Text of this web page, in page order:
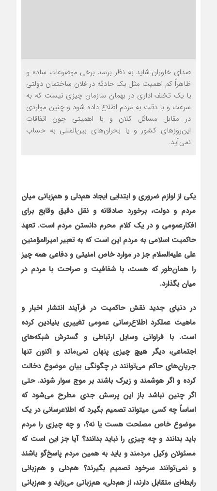
صدای خاوران-شايد به نظر برسد برخی موضوعات ساده و
ظاهراً کم اهميت مثل يک حادثه در فلان ساختمان دولتی
يا يک تخلف اداری در بهمان سازمان چيزی نيست که به
سرعت و با دقت به مردم اطلاع داده شود و چنين مواردی
در مقابل مسائل کلان و با اهميتی چون اتفاقات
این‌روزهای کشور و یا بحران‌های بین‌المللی به حساب
نمی‌آيد.
يکي از لوازم ضروری و ابتدايی ايجاد همدلی و همزبانی ميان
مردم و دولت، برخورد صادقانه و نقل دقيق وقايع برای
افکارعمومی و در يک کلام محرم دانستن مردم است. تعهد
حاکميت اسلامی به مردم اين است که به تعبير اميرالمؤمنين
علی عليهالسلام جز در موارد خاص امنيتی و دفاعی همه چيز
را همانطور که هست، با شفافيت و صراحت با مردم در
ميان بگذارد.
در دنيای جديد نقش حاکميت در فرآيند انتشار اخبار و
ماهيت عملکرد اطلاعرسانی عمومی تغييری بنيادين کرده
است. با فراوانی وسايل ارتباطی و گسترش شبکههای
اجتماعی، ديگر هيچ چيزی پنهان نمیماند و اکنون تنها
جريانهای حاکم میتوانند در چگونگی بيان موضوع دخالت
کرده و اگر هوشمند و زيرک باشند بر موج سوار شوند. حتی
اگر چنين نباشد باز اين پرسش جدی مطرح میشود که
اساساً چه کسی میتواند تصميم بگيرد که اطلاعرسانی در يک
موضوع خاص مصلحت هست يا نه؟، و چه چيزی را مردم
بايد بدانند و چه چيزی را نبايد بدانند؟ آيا جز اين است که
مسئولان وکيل مردمند و بايد به همين مردم پاسخگو باشند
و نمیتوانند سرخود تصميم بگيرند؟ همدلی و همزبانی
رابطهای متقابل دارند، از هم‌دلی، همزبانی میزايد و همزبانی